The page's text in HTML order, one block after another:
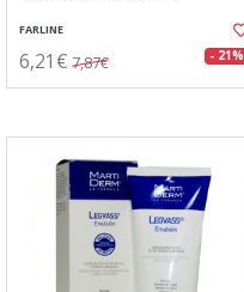
FARLINE
6,21€ 7,87€ - 21%